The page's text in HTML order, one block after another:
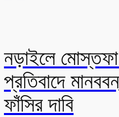
নড়াইলে
প্রতিবাদে
ফাঁসির দাবি